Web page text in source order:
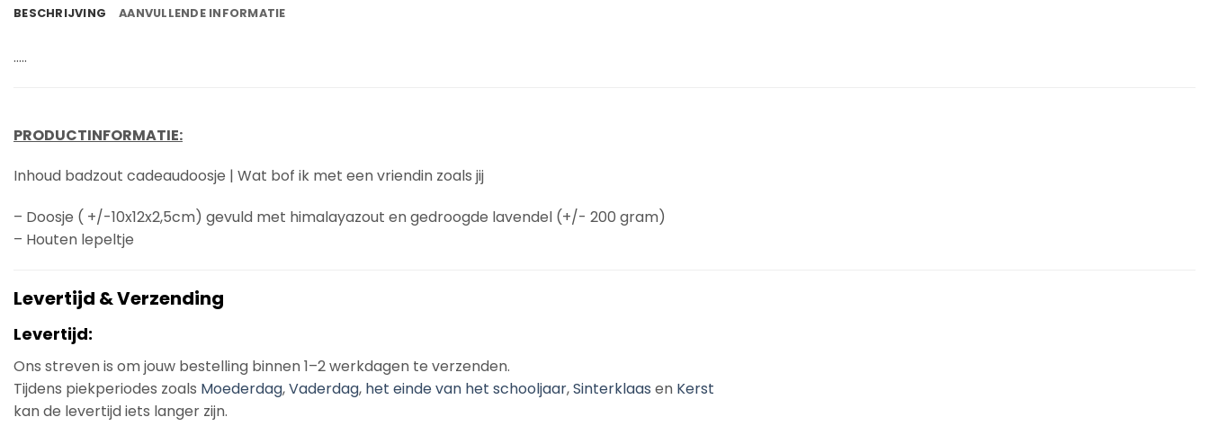
BESCHRIJVING AANVULLENDE INFORMATIE
…..
PRODUCTINFORMATIE:
Inhoud badzout cadeaudoosje | Wat bof ik met een vriendin zoals jij
– Doosje ( +/-10x12x2,5cm) gevuld met himalayazout en gedroogde lavendel (+/- 200 gram)
– Houten lepeltje
Levertijd & Verzending
Levertijd:
Ons streven is om jouw bestelling binnen 1–2 werkdagen te verzenden.
Tijdens piekperiodes zoals Moederdag,Vaderdag, het einde van het schooljaar,Sinterklaas en Kerst
kan de levertijd iets langer zijn.